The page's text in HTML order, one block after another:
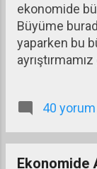
ekonomide
Büyüme
yaparken bu
harcamalar
GSYH, C =
harcamaları,
40 yorum
Ekonomide